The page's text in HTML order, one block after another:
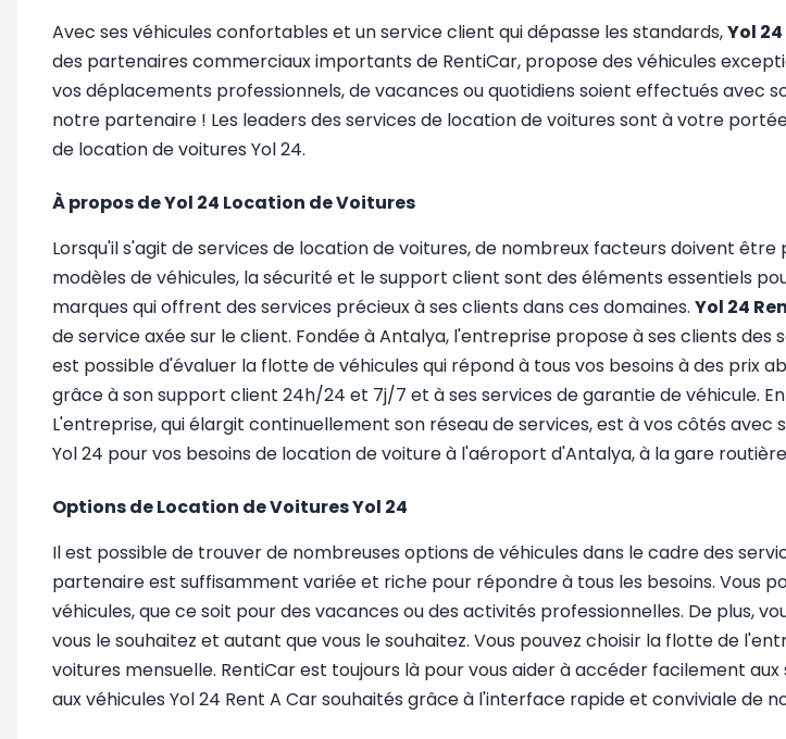
Avec ses véhicules confortables et un service client qui dépasse les standards,Yol
des partenaires commerciaux importants de RentiCar, propose des véhicules
vos déplacements professionnels, de vacances ou quotidiens soient effectués avec
notre partenaire ! Les leaders des services de location de voitures sont à votre
de location de voitures Yol 24.
À propos de Yol 24 Location de Voitures
Lorsqu'il s'agit de services de location de voitures, de nombreux facteurs doivent
modèles de véhicules, la sécurité et le support client sont des éléments essentiels
marques qui offrent des services précieux à ses clients dans ces domaines. Yol 24
de service axée sur le client. Fondée à Antalya, l'entreprise propose à ses clients
est possible d'évaluer la flotte de véhicules qui répond à tous vos besoins à des prix
grâce à son support client 24h/24 et 7j/7 et à ses services de garantie de véhicule.
L'entreprise, qui élargit continuellement son réseau de services, est à vos côtés
Yol 24 pour vos besoins de location de voiture à l'aéroport d'Antalya, à la gare
Options de Location de Voitures Yol 24
Il est possible de trouver de nombreuses options de véhicules dans le cadre des
partenaire est suffisamment variée et riche pour répondre à tous les besoins. Vous
véhicules, que ce soit pour des vacances ou des activités professionnelles. De plus,
vous le souhaitez et autant que vous le souhaitez. Vous pouvez choisir la flotte de
voitures mensuelle. RentiCar est toujours là pour vous aider à accéder facilement
aux véhicules Yol 24 Rent A Car souhaités grâce à l'interface rapide et conviviale de